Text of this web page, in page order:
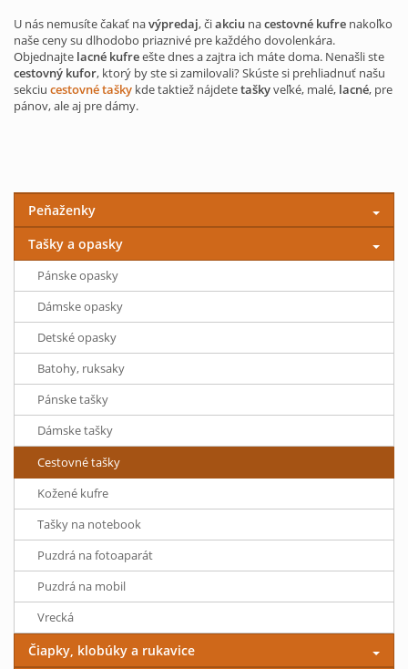
U nás nemusíte čakať navýpredaj, čiakciu nacestovné kufre nakoľko
naše ceny su dlhodobo priaznivé pre každého dovolenkára.
Objednajte lacné kufreešte dnes a zajtra ich máte doma. Nenašli ste
cestovný kufor, ktorý by ste si zamilovali? Skúste si prehliadnuť našu
sekciu cestovné tašky kde taktiež nájdetetaškyveľké, malé, lacné, pre
pánov, ale aj pre dámy.
Peňaženky
Tašky a opasky
Pánske opasky
Dámske opasky
Detské opasky
Batohy, ruksaky
Pánske tašky
Dámske tašky
Cestovné tašky
Kožené kufre
Tašky na notebook
Puzdrá na fotoaparát
Puzdrá na mobil
Vrecká
Čiapky, klobúky a rukavice